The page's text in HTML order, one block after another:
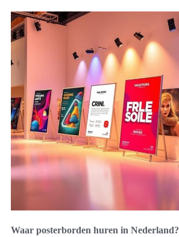
Waar posterborden huren in Nederland?